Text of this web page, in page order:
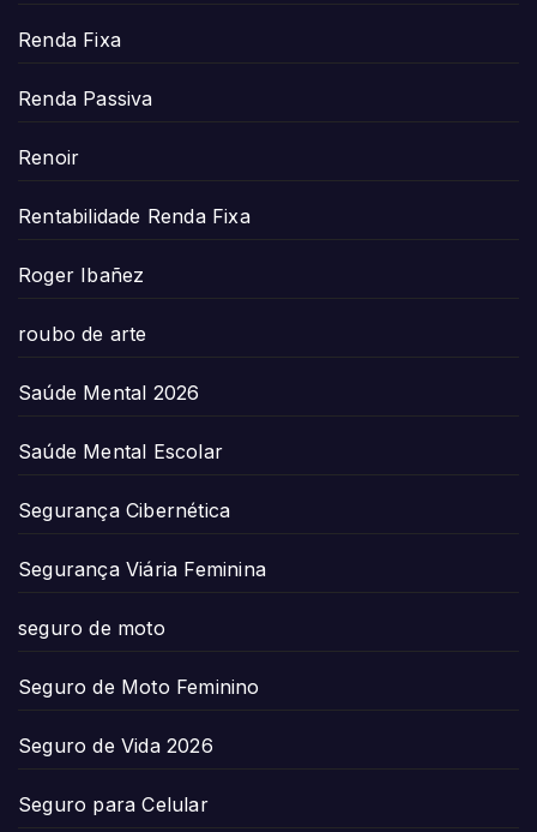
Renda Fixa
Renda Passiva
Renoir
Rentabilidade Renda Fixa
Roger Ibañez
roubo de arte
Saúde Mental 2026
Saúde Mental Escolar
Segurança Cibernética
Segurança Viária Feminina
seguro de moto
Seguro de Moto Feminino
Seguro de Vida 2026
Seguro para Celular